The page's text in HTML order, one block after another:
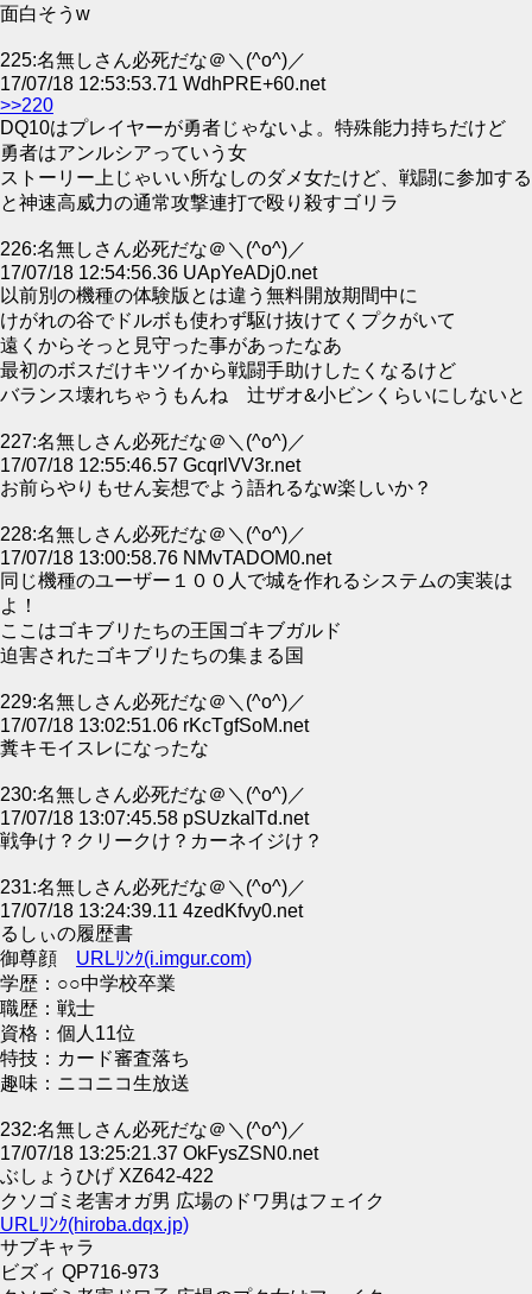
面白そうw
225:名無しさん必死だな＠＼(^o^)／
17/07/18 12:53:53.71 WdhPRE+60.net
>>220
DQ10はプレイヤーが勇者じゃないよ。特殊能力持ちだけど
勇者はアンルシアっていう女
ストーリー上じゃいい所なしのダメ女たけど、戦闘に参加する
と神速高威力の通常攻撃連打で殴り殺すゴリラ
226:名無しさん必死だな＠＼(^o^)／
17/07/18 12:54:56.36 UApYeADj0.net
以前別の機種の体験版とは違う無料開放期間中に
けがれの谷でドルボも使わず駆け抜けてくプクがいて
遠くからそっと見守った事があったなあ
最初のボスだけキツイから戦闘手助けしたくなるけど
バランス壊れちゃうもんね 辻ザオ&小ビンくらいにしないと
227:名無しさん必死だな＠＼(^o^)／
17/07/18 12:55:46.57 GcqrlVV3r.net
お前らやりもせん妄想でよう語れるなw楽しいか？
228:名無しさん必死だな＠＼(^o^)／
17/07/18 13:00:58.76 NMvTADOM0.net
同じ機種のユーザー１００人で城を作れるシステムの実装は
よ！
ここはゴキブリたちの王国ゴキブガルド
迫害されたゴキブリたちの集まる国
229:名無しさん必死だな＠＼(^o^)／
17/07/18 13:02:51.06 rKcTgfSoM.net
糞キモイスレになったな
230:名無しさん必死だな＠＼(^o^)／
17/07/18 13:07:45.58 pSUzkalTd.net
戦争け？クリークけ？カーネイジけ？
231:名無しさん必死だな＠＼(^o^)／
17/07/18 13:24:39.11 4zedKfvy0.net
るしぃの履歴書
御尊顔 URLﾘﾝｸ(i.imgur.com)
学歴：○○中学校卒業
職歴：戦士
資格：個人11位
特技：カード審査落ち
趣味：ニコニコ生放送
232:名無しさん必死だな＠＼(^o^)／
17/07/18 13:25:21.37 OkFysZSN0.net
ぶしょうひげ XZ642-422
クソゴミ老害オガ男 広場のドワ男はフェイク
URLﾘﾝｸ(hiroba.dqx.jp)
サブキャラ
ビズィ QP716-973